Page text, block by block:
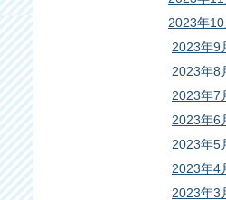
2023年10
2023年9
2023年8
2023年7
2023年6
2023年5
2023年4
2023年3